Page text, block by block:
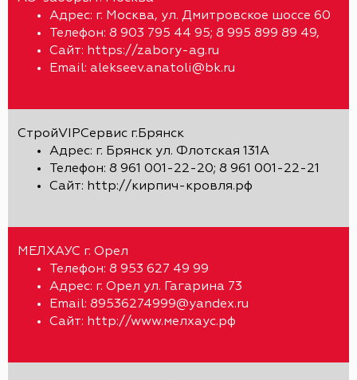
Адрес: г. Москва, ул. Дмитровское шоссе 60
Телефон: 8 903 795 44 95; 8 995 899 89 49,
Сайт: https://zabory-ag.ru
Email: alekseev.anatoli@bk.ru
СтройVIPСервис г.Брянск
Адрес: г. Брянск ул. Флотская 131А
Телефон: 8 961 001-22-20; 8 961 001-22-21
Сайт: http://кирпич-кровля.рф
МЕЛХАУС г. Орел
Телефон: 8 953 627 49 99
Адрес: г. Орел ул. Гагарина 73
Email: 89536274999@yandex.ru
Сайт: http://www.мелхаус.рф